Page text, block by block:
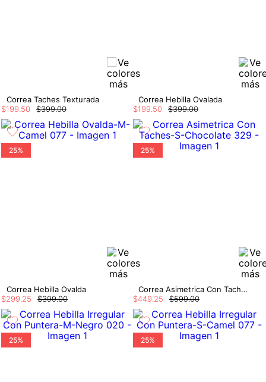
Correa Taches Texturada
$399.00
$199 50
Correa Hebilla Ovalada
$399.00
$199 50
25%
Correa Hebilla Ovalda
$399.00
$299 25
25%
Correa Asimetrica Con Taches
$599.00
$449 25
25% 25%